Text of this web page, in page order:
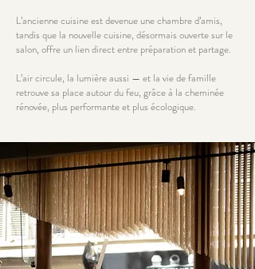
L’ancienne cuisine est devenue une chambre d’amis,
tandis que la nouvelle cuisine, désormais ouverte sur le
salon, offre un lien direct entre préparation et partage.
L’air circule, la lumière aussi — et la vie de famille
retrouve sa place autour du feu, grâce à la cheminée
rénovée, plus performante et plus écologique.